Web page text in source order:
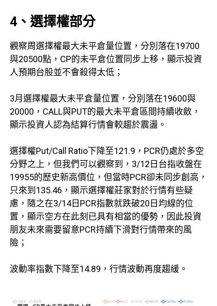
4、選擇權部分
觀察周選擇權最大未平倉量位置，分別落在19700
與20500點，CP的未平倉位置同步上移，顯示投資
人預期台股並不會殺得太低；
3月選擇權最大未平倉量位置，分別落在19600與
20000，CALL與PUT的最大未平倉區間持續收斂，
顯示投資人認為結算行情會較趨於震盪。
選擇權Put/Call Ratio下降至121.9，PCR仍處於多空
分野之上，但我們可以觀察到，3/12日台指收盤在
19955的歷史新高價位，但當時PCR卻未同步創高，
只來到135.46，顯示選擇權莊家對於行情有些疑
慮，隨之在3/14日PCR指數就跌破20日均線的位
置，顯示空方在此刻已具有相當的優勢，因此投資
朋友未來需要留意PCR持續下滑對行情帶來的風
險；
波動率指數下降至14.89，行情波動再度趨緩。